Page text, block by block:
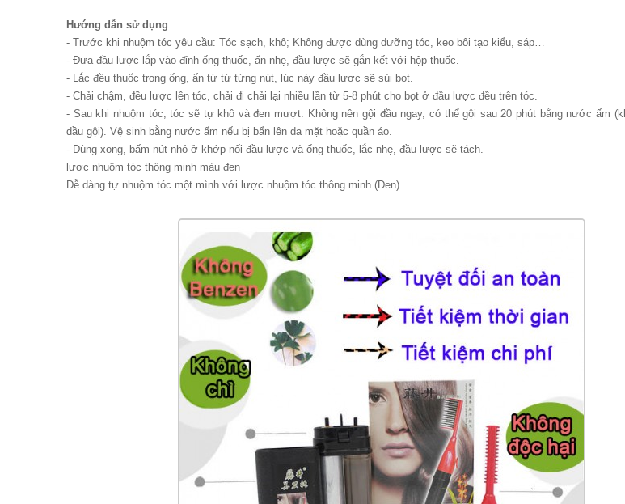
Hướng dẫn sử dụng
- Trước khi nhuộm tóc yêu cầu: Tóc sạch, khô; Không được dùng dưỡng tóc, keo bôi tạo kiểu, sáp…
- Đưa đầu lược lắp vào đỉnh ống thuốc, ấn nhẹ, đầu lược sẽ gắn kết với hộp thuốc.
- Lắc đều thuốc trong ống, ấn từ từ từng nút, lúc này đầu lược sẽ sủi bọt.
- Chải chậm, đều lược lên tóc, chải đi chải lại nhiều lần từ 5-8 phút cho bọt ở đầu lược đều trên tóc.
- Sau khi nhuộm tóc, tóc sẽ tự khô và đen mượt. Không nên gội đầu ngay, có thể gội sau 20 phút bằng nước ấm
dầu gội). Vệ sinh bằng nước ấm nếu bị bẩn lên da mặt hoặc quần áo.
- Dùng xong, bấm nút nhỏ ở khớp nối đầu lược và ống thuốc, lắc nhẹ, đầu lược sẽ tách.
lược nhuộm tóc thông minh màu đen
Dễ dàng tự nhuộm tóc một mình với lược nhuộm tóc thông minh (Đen)